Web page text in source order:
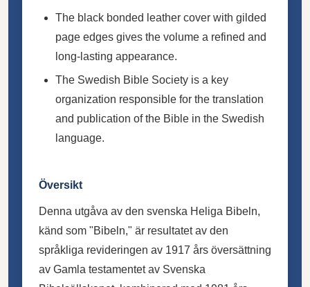
The black bonded leather cover with gilded
page edges gives the volume a refined and
long-lasting appearance.
The Swedish Bible Society is a key
organization responsible for the translation
and publication of the Bible in the Swedish
language.
Översikt
Denna utgåva av den svenska Heliga Bibeln,
känd som "Bibeln," är resultatet av den
språkliga revideringen av 1917 års översättning
av Gamla testamentet av Svenska